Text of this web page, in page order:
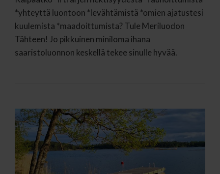
*yhteyttä luontoon *levähtämistä *omien ajatustesi
kuulemista *maadoittumista? Tule Meriluodon
Tähteen! Jo pikkuinen miniloma ihana
saaristoluonnon keskellä tekee sinulle hyvää.